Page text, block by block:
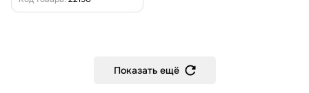
Показать ещё